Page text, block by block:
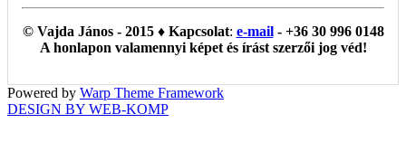
© Vajda János - 2015 ♦ Kapcsolat: e-mail- +36 30 996 0148
A honlapon valamennyi képet és írást szerzői jog véd!
Powered by Warp Theme Framework
DESIGN BY WEB-KOMP